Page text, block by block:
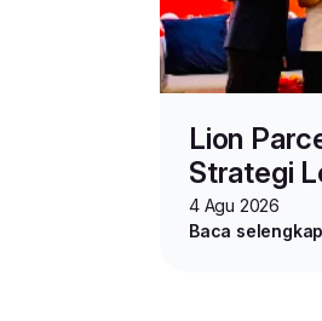
Lion
Strategi
Seller di
Vol.2
4 Agu 2026
Baca